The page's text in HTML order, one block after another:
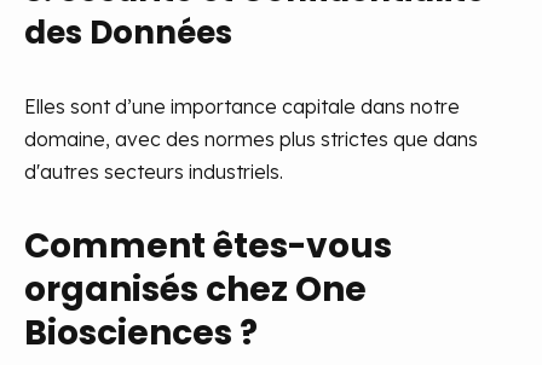
des Données
Elles sont d’une importance capitale dans notre
domaine, avec des normes plus strictes que dans
d'autres secteurs industriels.
Comment êtes-vous
organisés chez One
Biosciences ?